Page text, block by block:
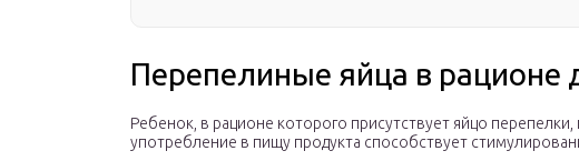
Перепелиные яйца в рационе
Ребенок, в рационе которого присутствует яйцо
употребление в пищу продукта способствует